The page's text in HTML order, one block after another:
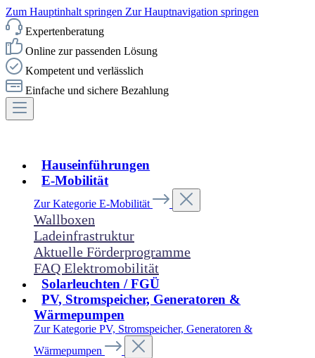
Zum Hauptinhalt springen Zur Hauptnavigation springen
Expertenberatung
Online zur passenden Lösung
Kompetent und verlässlich
Einfache und sichere Bezahlung
Hauseinführungen
E-Mobilität
Zur Kategorie E-Mobilität
Wallboxen
Ladeinfrastruktur
Aktuelle Förderprogramme
FAQ Elektromobilität
Solarleuchten / FGÜ
PV, Stromspeicher, Generatoren &
Wärmepumpen
Zur Kategorie PV, Stromspeicher, Generatoren &
Wärmepumpen